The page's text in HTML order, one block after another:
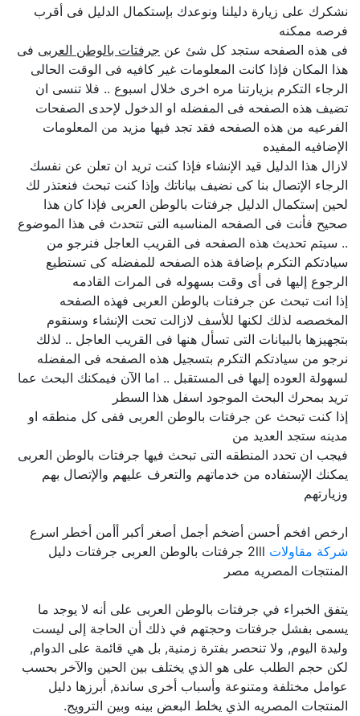
نشكرك على زيارة دليلنا ونوعدك بإستكمال الدليل فى أقرب
فرصه ممكنه
فى هذه الصفحه ستجد كل شئ عنجرفتات بالوطن العربىفى
هذا المكان فإذا كانت المعلومات غير كافيه فى الوقت الحالى
الرجاء التكرم بزيارتنا مره اخرى خلال اسبوع .. فلا تنسى ان
تضيف هذه الصفحه فى المفضله او الدخول لإحدى الصفحات
الفرعيه من هذه الصفحه فقد تجد فيها مزيد من المعلومات
الإضافيه المفيده
لازال هذا الدليل قيد الإنشاء فإذا كنت تريد ان تعلن عن نفسك
الرجاء الإتصال بنا كى نضيف بياناتك وإذا كنت تبحث فنعتذر لك
لحين إستكمال الدليل جرفتات بالوطن العربى فإذا كان هذا
صحيح فأنت فى الصفحه المناسبه التى تتحدث فى هذا الموضوع
.. سيتم تحديث هذه الصفحه فى القريب العاجل فنرجو من
سيادتكم التكرم بإضافة هذه الصفحه للمفضله كى تستطيع
الرجوع إليها فى أى وقت بسهوله فى المرات القادمه
إذا انت تبحث عن جرفتات بالوطن العربى فهذه الصفحه
المخصصه لذلك لكنها للأسف لازالت تحت الإنشاء وسنقوم
بتجهيزها بالبيانات التى تسأل هنها فى القريب العاجل .. لذلك
نرجو من سيادتكم التكرم بتسجيل هذه الصفحه فى المفضله
لسهولة العوده إليها فى المستقبل .. اما الآن فيمكنك البحث عما
تريد بمحرك البحث الموجود اسفل هذا السطر
إذا كنت تبحث عن جرفتات بالوطن العربى ففى كل منطقه او
مدينه ستجد العديد من
فيجب ان تحدد المنطقه التى تبحث فيها جرفتات بالوطن العربى
يمكنك الإستفاده من خدماتهم والتعرف عليهم والإتصال بهم
وزيارتهم
ارخص افخم أحسن أضخم أجمل أصغر أكبر أأمن أخطر اسرع
شركة مقاولات
2lll جرفتات بالوطن العربى جرفتات دليل
المنتجات المصريه مصر
يتفق الخبراء في جرفتات بالوطن العربى على أنه لا يوجد ما
يسمى بفشل جرفتات وحجتهم في ذلك أن الحاجة إلى ليست
وليدة اليوم, ولا تنحصر بفترة زمنية, بل هي قائمة على الدوام,
لكن حجم الطلب على هو الذي يختلف بين الحين والآخر بحسب
عوامل مختلفة ومتنوعة وأسباب أخرى ساندة, أبرزها دليل
المنتجات المصريه الذي يخلط البعض بينه وبين الترويج.